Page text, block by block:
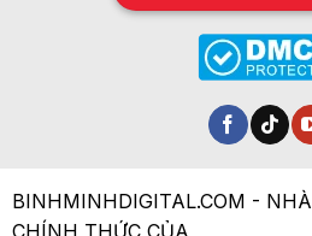
BINHMINHDIGITAL.COM -
CHÍNH THỨC CỦA